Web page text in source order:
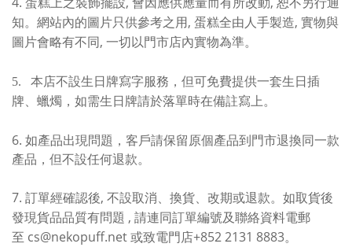
蛋糕上之裝飾擺設 會因應供應量而有所改動 恕不另行通
知。網站內的圖片只供參考之用 , 蛋糕全由人手製造, 實物與
圖片會略有不同 , 一切以門市店內實物為準。
5. 本店不設生日牌寫字服務，但可免費提供一套生日插
牌、蠟燭，如需生日牌請於落單時在備註寫上 。
6. 如產品出現問題，客戶請保留原個產品到門市退換同一款
產品，但不設任何退款。
7. 訂單經確認後, 不設取消、換貨、改期或退款。如取貨後
發現貨品品質有問題 , 請連同訂單編號及聯絡資料電郵
至 cs@nekopuff.net 或致電門店+852 2131 8883。